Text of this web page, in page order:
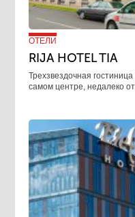
ОТЕЛИ
RIJA HOTEL TIA
Трехзвездочная
самом центре, недалеко